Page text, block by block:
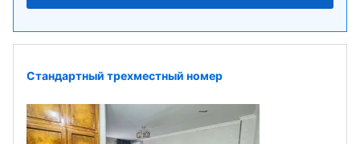
Стандартный трехместный номер